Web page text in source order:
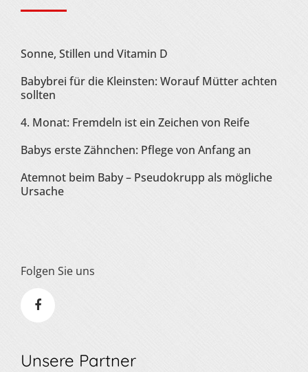
Sonne, Stillen und Vitamin D
Babybrei für die Kleinsten: Worauf Mütter achten
sollten
4. Monat: Fremdeln ist ein Zeichen von Reife
Babys erste Zähnchen: Pflege von Anfang an
Atemnot beim Baby – Pseudokrupp als mögliche
Ursache
Folgen Sie uns
Unsere Partner